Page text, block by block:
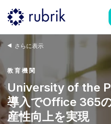
さらに表示
教育機関
University of the
導入でOffice 365
産性向上を実現